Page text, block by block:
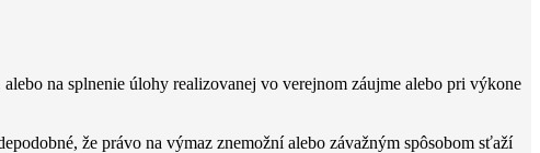
na splnenie úlohy realizovanej vo verejnom záujme alebo pri výkone
že právo na výmaz znemožní alebo závažným spôsobom sťaží